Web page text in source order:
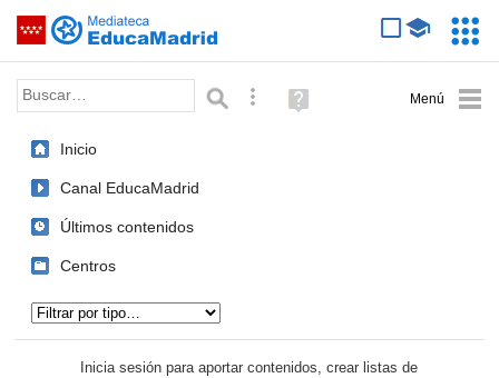
Saltar navegación
Palabra o frase: Búsqueda avanzada
Ayuda
(en
Inicio
Canal EducaMadrid
Últimos contenidos
Centros
Inicia sesión para aportar contenidos, crear listas de